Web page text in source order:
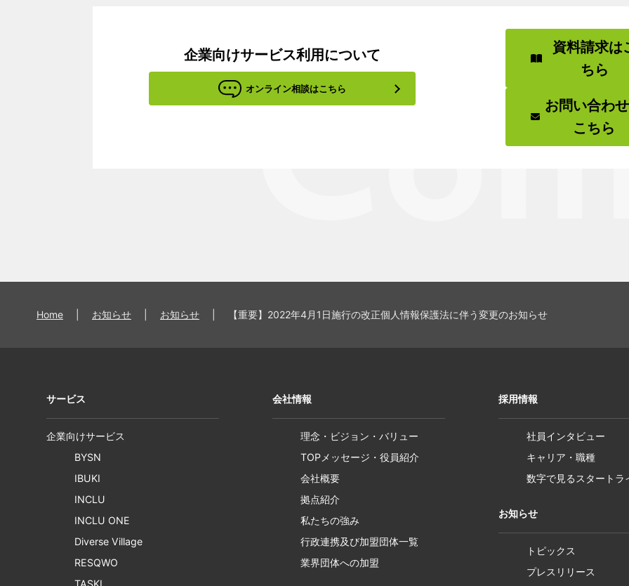
企業向けサービス利用について
オンライン相談はこちら
資料請求は
ちら
お問い合わ
こちら
Home お知らせ お知らせ 【重要】2022年4月1日施行の改正個人情報保護法に伴う変更のお知らせ
サービス
企業向けサービス
BYSN
IBUKI
INCLU
INCLU ONE
Diverse Village
RESQWO
TASKI
会社情報
理念・ビジョン・バリュー
TOPメッセージ・役員紹介
会社概要
拠点紹介
私たちの強み
行政連携及び加盟団体一覧
業界団体への加盟
採用情報
社員インタビュー
キャリア・職種
数字で見るスタートラ
お知らせ
トピックス
プレスリリース